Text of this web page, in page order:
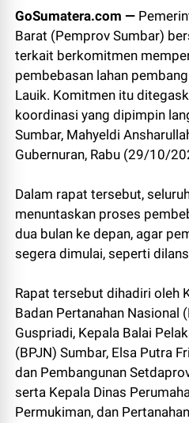
GoSumatera.com —
Barat (Pemprov Sumbar)
terkait berkomitmen
pembebasan lahan
Lauik. Komitmen itu
koordinasi yang dipimpin
Sumbar, Mahyeldi
Gubernuran, Rabu (29/10/
Dalam rapat tersebut,
menuntaskan proses
dua bulan ke depan, agar
segera dimulai, seperti
Rapat tersebut dihadiri oleh
Badan Pertanahan Nasional
Guspriadi, Kepala Balai
(BPJN) Sumbar, Elsa Putra
dan Pembangunan
serta Kepala Dinas
Permukiman, dan